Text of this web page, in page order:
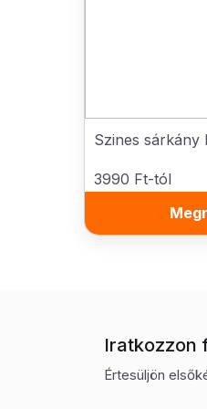
Szines sárkány
3990 Ft-tól
Iratkozzon
Értesüljön